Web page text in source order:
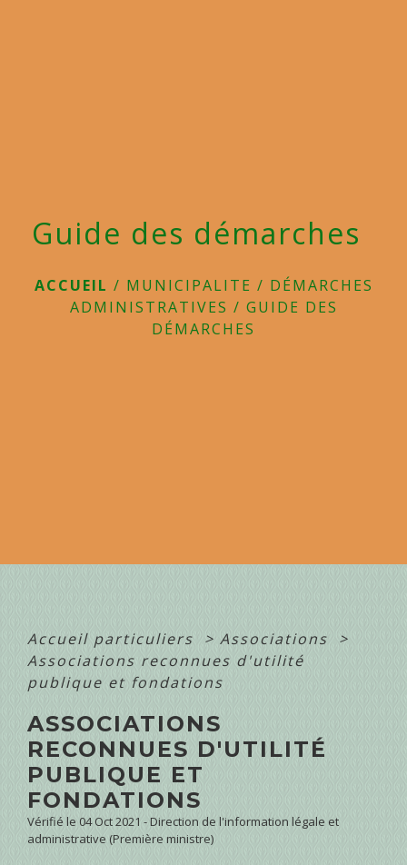
Guide des démarches
ACCUEIL / MUNICIPALITE / DÉMARCHES
ADMINISTRATIVES / GUIDE DES
DÉMARCHES
Accueil particuliers > Associations
>
Associations reconnues d'utilité
publique et fondations
ASSOCIATIONS
RECONNUES D'UTILITÉ
PUBLIQUE ET
FONDATIONS
Vérifié le 04 Oct 2021 - Direction de l'information légale et
administrative (Première ministre)